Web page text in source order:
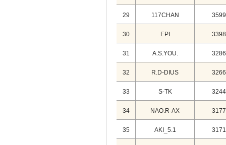
29 117CHAN
30 EPI
31 A.S.YOU.
32 R.D-DIUS
33 S-TK
34 NAO.R-AX
35 AKI_5.1